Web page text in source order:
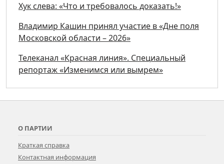
Хук слева: «Что и требовалось доказать!»
Владимир Кашин принял участие в «Дне поля
Московской области – 2026»
Телеканал «Красная линия». Специальный
репортаж «Изменимся или вымрем»
О ПАРТИИ
Краткая справка
Контактная информация